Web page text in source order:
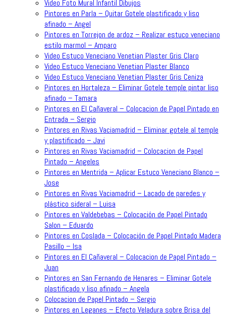
Video Foto Mural Infantil Dibujos
Pintores en Parla – Quitar Gotele plastificado y liso
afinado – Angel
Pintores en Torrejon de ardoz – Realizar estuco veneciano
estilo marmol – Amparo
Video Estuco Veneciano Venetian Plaster Gris Claro
Video Estuco Veneciano Venetian Plaster Blanco
Video Estuco Veneciano Venetian Plaster Gris Ceniza
Pintores en Hortaleza – Eliminar Gotele temple pintar liso
afinado – Tamara
Pintores en El Cañaveral – Colocacion de Papel Pintado en
Entrada – Sergio
Pintores en Rivas Vaciamadrid – Eliminar gotele al temple
y plastificado – Javi
Pintores en Rivas Vaciamadrid – Colocacion de Papel
Pintado – Angeles
Pintores en Mentrida – Aplicar Estuco Veneciano Blanco –
Jose
Pintores en Rivas Vaciamadrid – Lacado de paredes y
plástico sideral – Luisa
Pintores en Valdebebas – Colocación de Papel Pintado
Salon – Eduardo
Pintores en Coslada – Colocación de Papel Pintado Madera
Pasillo – Isa
Pintores en El Cañaveral – Colocacion de Papel Pintado –
Juan
Pintores en San Fernando de Henares – Eliminar Gotele
plastificado y liso afinado – Angela
Colocacion de Papel Pintado – Sergio
Pintores en Leganes – Efecto Veladura sobre Brisa del